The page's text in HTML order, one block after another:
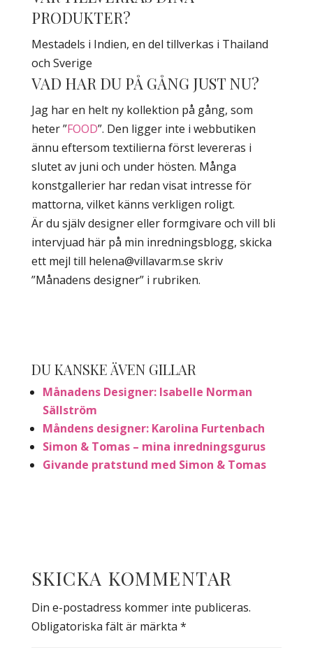
PRODUKTER?
Mestadels i Indien, en del tillverkas i Thailand
och Sverige
VAD HAR DU PÅ GÅNG JUST NU?
Jag har en helt ny kollektion på gång, som
heter ”FOOD”. Den ligger inte i webbutiken
ännu eftersom textilierna först levereras i
slutet av juni och under hösten. Många
konstgallerier har redan visat intresse för
mattorna, vilket känns verkligen roligt.
Är du själv designer eller formgivare och vill bli
intervjuad här på min inredningsblogg, skicka
ett mejl till helena@villavarm.se skriv
”Månadens designer” i rubriken.
DU KANSKE ÄVEN GILLAR
Månadens Designer: Isabelle Norman
Sällström
Måndens designer: Karolina Furtenbach
Simon & Tomas – mina inredningsgurus
Givande pratstund med Simon & Tomas
SKICKA KOMMENTAR
Din e-postadress kommer inte publiceras.
Obligatoriska fält är märkta *